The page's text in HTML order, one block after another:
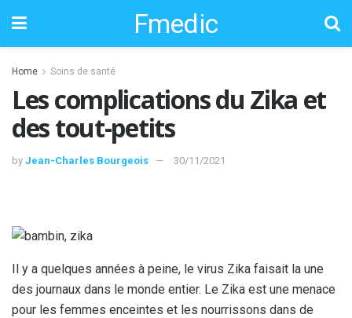
Fmedic
Home Soins de santé
Les complications du Zika et
des tout-petits
by Jean-Charles Bourgeois 30/11/2021
Il y a quelques années à peine, le virus Zika faisait la une
des journaux dans le monde entier. Le Zika est une menace
pour les femmes enceintes et les nourrissons dans de